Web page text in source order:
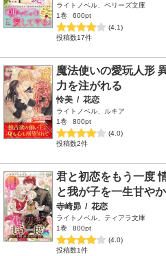
ライトノベル、ベリーズ文庫
1巻
600pt
(4.1)
投稿数17件
魔法使いの愛玩人形
力を注がれる
怜美 / 花恋
ライトノベル、ルキア
1巻
800pt
(4.0)
投稿数2件
君と初恋をもう一度
と我が子を一生甘や
寺崎昴 / 花恋
ライトノベル、ティアラ文庫
1巻
800pt
(4.0)
投稿数1件